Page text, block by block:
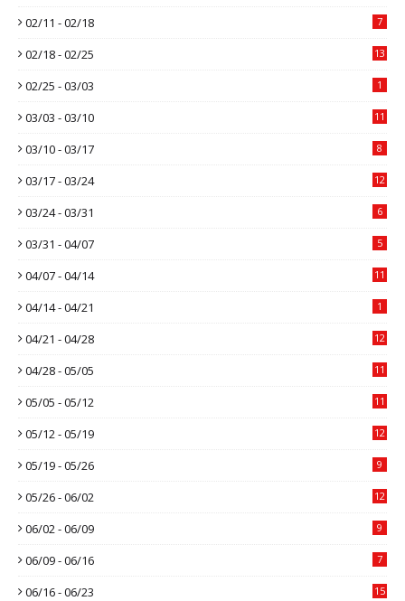
02/11 - 02/18 7
02/18 - 02/25 13
02/25 - 03/03 1
03/03 - 03/10 11
03/10 - 03/17 8
03/17 - 03/24 12
03/24 - 03/31 6
03/31 - 04/07 5
04/07 - 04/14 11
04/14 - 04/21 1
04/21 - 04/28 12
04/28 - 05/05 11
05/05 - 05/12 11
05/12 - 05/19 12
05/19 - 05/26 9
05/26 - 06/02 12
06/02 - 06/09 9
06/09 - 06/16 7
06/16 - 06/23 15